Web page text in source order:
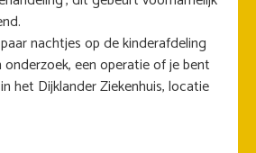
nachtjes op de kinderafdeling
onderzoek, een operatie of je bent
het Dijklander Ziekenhuis, locatie